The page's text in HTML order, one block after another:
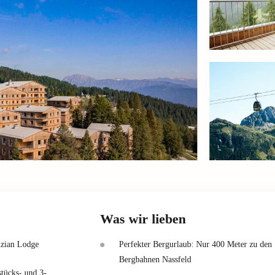
Lodge
und 3-
Was wir lieben
Perfekter Bergurlaub: Nur 400 Meter zu den
Bergbahnen Nassfeld